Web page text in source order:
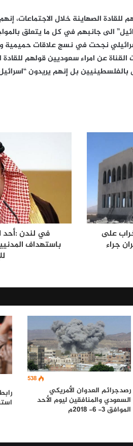
للقادة الصهاينة خلال الاجتماعات،
الى جانبهم في كل ما يتعلق
نجحت في نسج علاقات حميمية
عن امراء سعوديين قولهم للقادة
بالفلسطينيين بل إنهم يريدون
على
جراء
في لندن :أحد
باستهداف
538
رصدجرائم العدوان الأمريكي
السعودي والمنافقين ليوم الأحد
الموافق 3- 6- 2018م